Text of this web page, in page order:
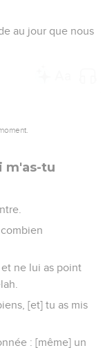
au jour que nous
m'as-tu
ne lui as point
[et] tu as mis
: [même] un